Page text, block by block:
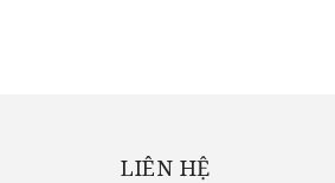
LIÊN HỆ